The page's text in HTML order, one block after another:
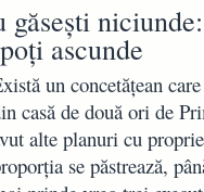
ascunde
un concetățean
casă de două ori de
alte planuri cu
se păstrează,